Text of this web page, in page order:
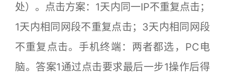
处）。点击方案：1天内同一IP不重复点击；
1天内相同网段不重复点击；3天内相同网段
不重复点击。手机终端：两者都选，PC电
脑。答案1通过点击要求最后一步1操作后得